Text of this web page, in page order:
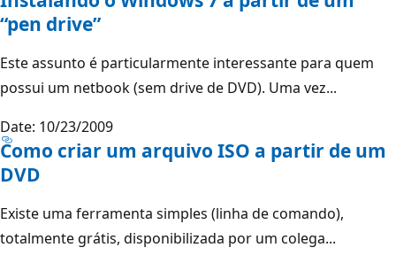
“pen drive”
Este assunto é particularmente interessante para quem
possui um netbook (sem drive de DVD). Uma vez...
Date: 10/23/2009
Como criar um arquivo ISO a partir de um
DVD
Existe uma ferramenta simples (linha de comando),
totalmente grátis, disponibilizada por um colega...